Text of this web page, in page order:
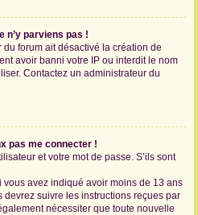
n’y parviens pas !
du forum ait désactivé la création de
avoir banni votre IP ou interdit le nom
Contactez un administrateur du
pas me connecter !
et votre mot de passe. S’ils sont
vous avez indiqué avoir moins de 13 ans
devrez suivre les instructions reçues par
nécessiter que toute nouvelle